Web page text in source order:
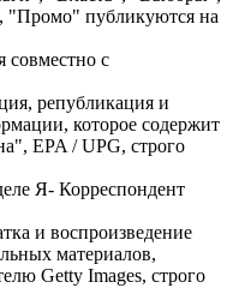
"Промо" публикуются на
совместно с
републикация и
которое содержит
EPA / UPG, строго
Я- Корреспондент
и воспроизведение
материалов,
Getty Images, строго